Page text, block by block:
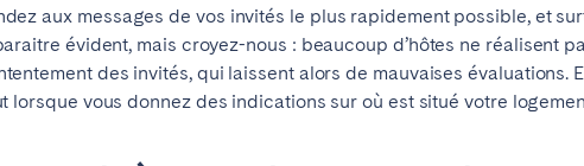
aux messages de vos invités le plus rapidement possible, et
évident, mais croyez-nous : beaucoup d’hôtes ne réalisent
des invités, qui laissent alors de mauvaises évaluations.
lorsque vous donnez des indications sur où est situé votre